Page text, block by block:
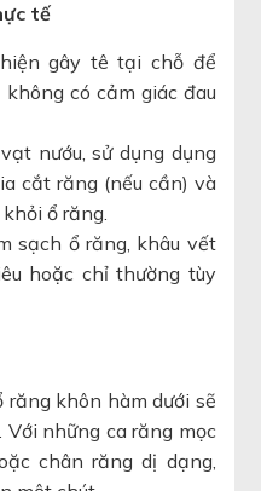
tế
gây tê tại chỗ để
có cảm giác đau
nướu, sử dụng dụng
cắt răng (nếu cần) và
ổ răng.
sạch ổ răng, khâu vết
hoặc chỉ thường tùy
khôn hàm dưới sẽ
những ca răng mọc
chân răng dị dạng,